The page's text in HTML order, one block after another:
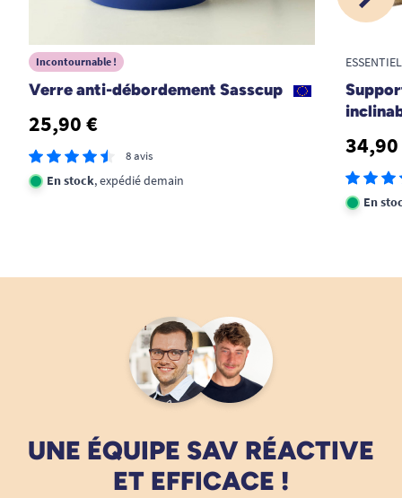
1 2 3
Incontournable !
Verre anti-débordement Sasscup
25,90 €
8 avis
En stock, expédié demain
En
UNE ÉQUIPE SAV RÉACTIVE
ET EFFICACE !